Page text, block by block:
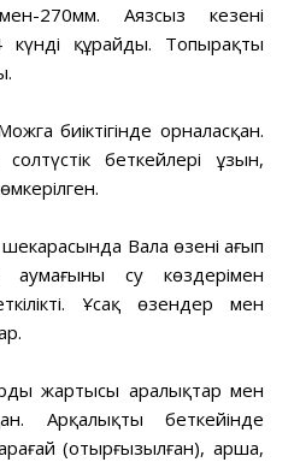
270мм. Аязсыз кезеңнің
құрайды. Топырақтың
биіктігінде орналасқан.
беткейлері ұзын,
Вала өзені ағып
су көздерімен
Ұсақ өзендер мен
жартысы аралықтар мен
Арқалықтың беткейінде
(отырғызылған), арша,